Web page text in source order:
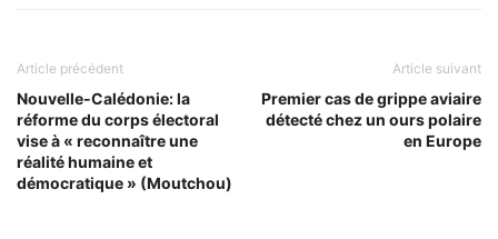
Article précédent
Nouvelle-Calédonie: la
réforme du corps électoral
vise à « reconnaître une
réalité humaine et
démocratique » (Moutchou)
Article suivant
Premier cas de grippe aviaire
détecté chez un ours polaire
en Europe